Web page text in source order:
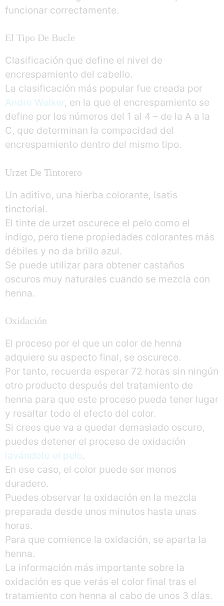
funcionar correctamente.
El Tipo De Bucle
Clasificación que define el nivel de
encrespamiento del cabello.
La clasificación más popular fue creada por
Andre Walker, en la que el encrespamiento se
define por los números del 1 al 4 – de la A a la
C, que determinan la compacidad del
encrespamiento dentro del mismo tipo.
Urzet De Tintorero
Un aditivo, una hierba colorante, Isatis
tinctorial.
El tinte de urzet oscurece el pelo como el
índigo, pero tiene propiedades colorantes más
débiles y no da brillo azul.
Se puede utilizar para obtener castaños
oscuros muy naturales cuando se mezcla con
henna.
Oxidación
El proceso por el que un color de henna
adquiere su aspecto final, se oscurece.
Por tanto, recuerda esperar 72 horas sin ningún
otro producto después del tratamiento de
henna para que este proceso pueda tener lugar
y resaltar todo el efecto del color.
Si crees que va a quedar demasiado oscuro,
puedes detener el proceso de oxidación
lavándote el pelo.
En ese caso, el color puede ser menos
duradero.
Puedes observar la oxidación en la mezcla
preparada desde unos minutos hasta unas
horas.
Para que comience la oxidación, se aparta la
henna.
La información más importante sobre la
oxidación es que verás el color final tras el
tratamiento con henna al cabo de unos 3 días.